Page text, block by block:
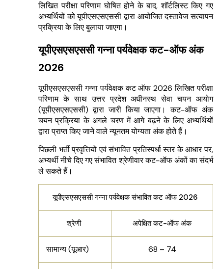
लिखित परीक्षा परिणाम घोषित होने के बाद, शॉर्टलिस्ट किए गए
अभ्यर्थियों को यूपीएसएसएससी द्वारा आयोजित दस्तावेज सत्यापन
प्रक्रिया के लिए बुलाया जाएगा।
यूपीएसएसएससी गन्ना पर्यवेक्षक कट-ऑफ अंक
2026
यूपीएसएसएससी गन्ना पर्यवेक्षक कट ऑफ 2026 लिखित परीक्षा
परिणाम के साथ उत्तर प्रदेश अधीनस्थ सेवा चयन आयोग
(यूपीएसएसएससी) द्वारा जारी किया जाएगा। कट-ऑफ अंक
चयन प्रक्रिया के अगले चरण में आगे बढ़ने के लिए अभ्यर्थियों
द्वारा प्राप्त किए जाने वाले न्यूनतम योग्यता अंक होते हैं।
पिछली भर्ती प्रवृत्तियों एवं संभावित प्रतिस्पर्धा स्तर के आधार पर,
अभ्यर्थी नीचे दिए गए संभावित श्रेणीवार कट-ऑफ अंकों का संदर्भ
ले सकते हैं।
यूपीएसएसएससी गन्ना पर्यवेक्षक संभावित कट ऑफ 2026
श्रेणी अपेक्षित कट-ऑफ अंक
सामान्य (यूआर) 68 – 74